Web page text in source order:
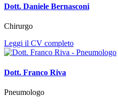
Dott. Daniele Bernasconi
Chirurgo
Leggi il CV completo
Dott. Franco Riva
Pneumologo